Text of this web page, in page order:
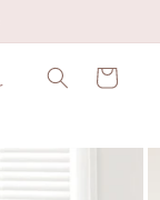
カ
ー